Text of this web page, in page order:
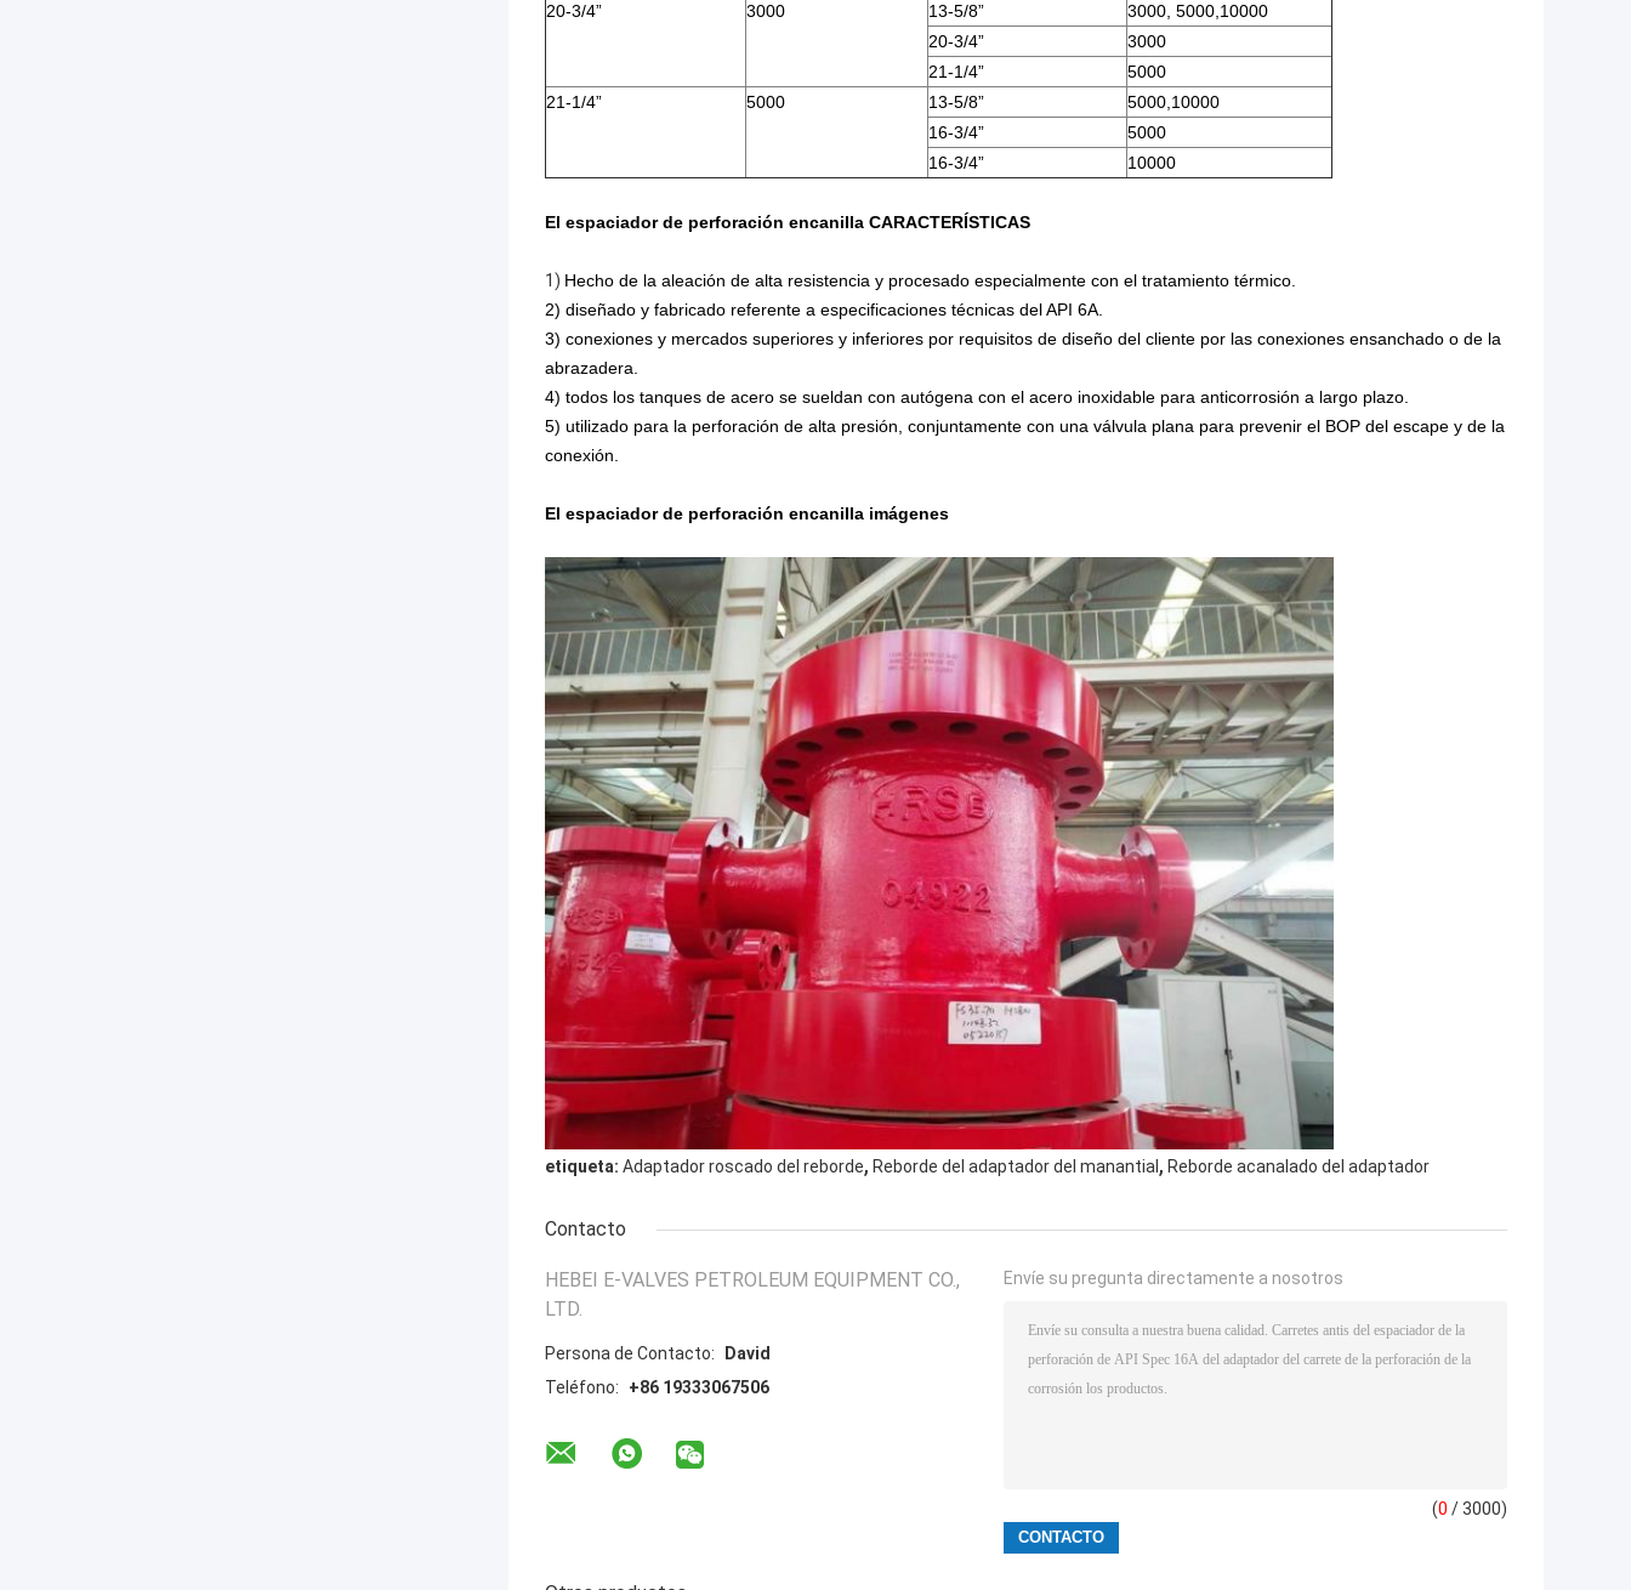
20-3/4”
3000 13-5/8”
3000, 5000,10000
20-3/4”
3000
21-1/4”
5000
21-1/4”
5000 13-5/8”
5000,10000
16-3/4”
5000
16-3/4”
10000
El espaciador de perforación encanilla CARACTERÍSTICAS
1) Hecho de la aleación de alta resistencia y procesado especialmente con el tratamiento térmico.
2) diseñado y fabricado referente a especificaciones técnicas del API 6A.
3) conexiones y mercados superiores y inferiores por requisitos de diseño del cliente por las conexiones ensanchado o de la
abrazadera.
4) todos los tanques de acero se sueldan con autógena con el acero inoxidable para anticorrosión a largo plazo.
5) utilizado para la perforación de alta presión, conjuntamente con una válvula plana para prevenir el BOP del escape y de la
conexión.
El espaciador de perforación encanilla imágenes
etiqueta: Adaptador roscado del reborde, Reborde del adaptador del manantial , Reborde acanalado del adaptador
Contacto
HEBEI E-VALVES PETROLEUM EQUIPMENT CO.,
LTD.
Persona de Contacto:
David
Teléfono:
+86 19333067506
Envíe su pregunta directamente a nosotros
(0 / 3000)